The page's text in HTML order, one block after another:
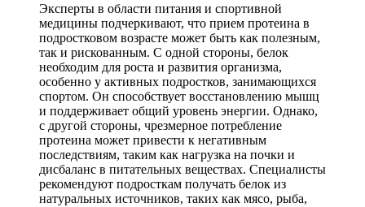
Эксперты в области питания и спортивной
медицины подчеркивают, что прием протеина в
подростковом возрасте может быть как полезным,
так и рискованным. С одной стороны, белок
необходим для роста и развития организма,
особенно у активных подростков, занимающихся
спортом. Он способствует восстановлению мышц
и поддерживает общий уровень энергии. Однако,
с другой стороны, чрезмерное потребление
протеина может привести к негативным
последствиям, таким как нагрузка на почки и
дисбаланс в питательных веществах. Специалисты
рекомендуют подросткам получать белок из
натуральных источников, таких как мясо, рыба,